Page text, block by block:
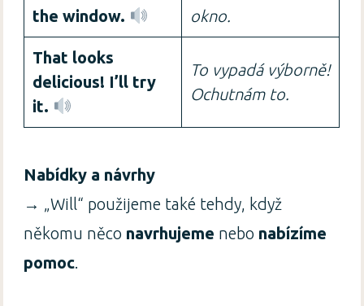
the window.
okno.
That looks
delicious! I’ll try
it.
To vypadá výborně!
Ochutnám to.
Nabídky a návrhy
→ „Will“ použijeme také tehdy, když
někomu něco navrhujeme nebo nabízíme
pomoc